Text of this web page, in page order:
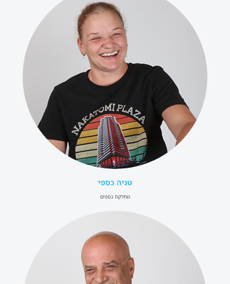
טניה כספי
מחלקת כספים